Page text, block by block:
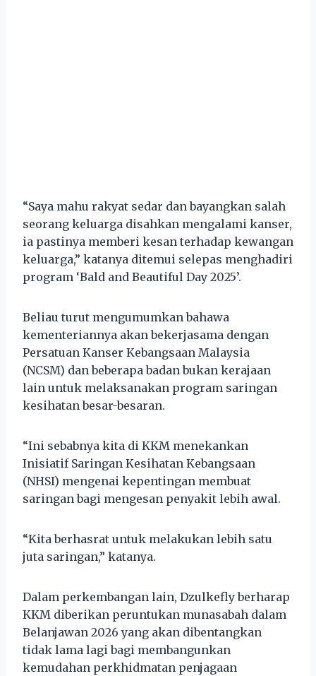
“Saya mahu rakyat sedar dan bayangkan salah
seorang keluarga disahkan mengalami kanser,
ia pastinya memberi kesan terhadap kewangan
keluarga,” katanya ditemui selepas menghadiri
program ‘Bald and Beautiful Day 2025’.
Beliau turut mengumumkan bahawa
kementeriannya akan bekerjasama dengan
Persatuan Kanser Kebangsaan Malaysia
(NCSM) dan beberapa badan bukan kerajaan
lain untuk melaksanakan program saringan
kesihatan besar-besaran.
“Ini sebabnya kita di KKM menekankan
Inisiatif Saringan Kesihatan Kebangsaan
(NHSI) mengenai kepentingan membuat
saringan bagi mengesan penyakit lebih awal.
“Kita berhasrat untuk melakukan lebih satu
juta saringan,” katanya.
Dalam perkembangan lain, Dzulkefly berharap
KKM diberikan peruntukan munasabah dalam
Belanjawan 2026 yang akan dibentangkan
tidak lama lagi bagi membangunkan
kemudahan perkhidmatan penjagaan